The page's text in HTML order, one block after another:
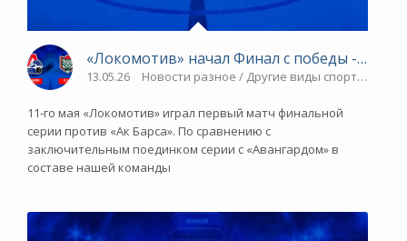
«Локомотив» начал Финал с победы -
13.05.26 Новости разное / Другие виды спорта /
11-го мая «Локомотив» играл первый матч финальной
серии против «Ак Барса». По сравнению с
заключительным поединком серии с «Авангардом» в
составе нашей команды